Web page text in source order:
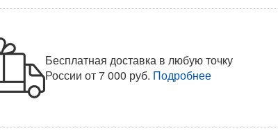
Бесплатная доставка в любую точку
Россииот 7 000 руб. Подробнее